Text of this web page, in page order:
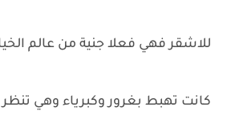
للاشقر فهي فعلا جنية من عالم
كانت تهبط بغرور وكبرياء وهي